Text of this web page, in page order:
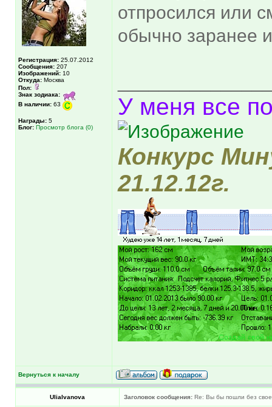
Регистрация: 25.07.2012
Сообщения: 207
Изображений: 10
Откуда: Москва
Пол:
Знак зодиака:
В наличии: 63
Награды: 5
Блог: Просмотр блога (0)
отпросился или
обычно заранее
У меня все
Конкурс
21.12.12г.
Вернуться к началу
UliaIvanova Заголовок сообщения: Re: Вы бы пошли без